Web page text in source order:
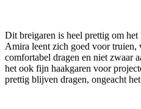
Dit breigaren is heel prettig om
Amira leent zich goed voor truien,
comfortabel dragen en niet zwaar
het ook fijn haakgaren voor
prettig blijven dragen, ongeacht